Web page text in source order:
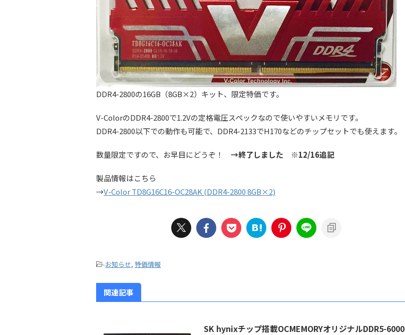
DDR4-2800の16GB（8GB×2）キット、限定特価です。
V-ColorのDDR4-2800で1.2Vの定格電圧スペックなので使いやすいメモリです。
DDR4-2800以下での動作も可能で、DDR4-2133でH170などのチップセットでも使えます。
数量限定ですので、お早目にどうぞ！ →終了しました ※12/16追記
製品情報はこちら
→V-Color TD8G16C16-OC28AK (DDR4-2800 8GB×2)
-お知らせ, 特価情報
関連記事
SK hynixチップ搭載OCMEMORYオリジナルDDR5-6000